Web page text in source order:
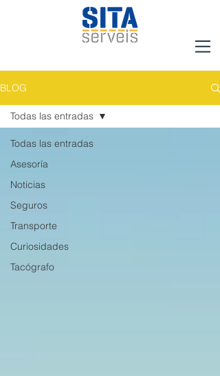
BLOG
Todas las entradas
Asesoría
Noticias
Seguros
Transporte
Curiosidades
Tacógrafo
Todas las entradas